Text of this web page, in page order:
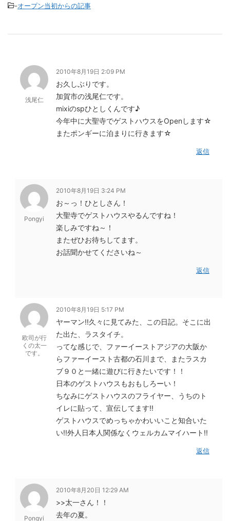
-オープン当初からの記事
浅尾仁
2010年8月19日 2:09 PM
お久しぶりです。
加賀市の浅尾仁です。
mixiのspひとしくんです♪
今年中に大聖寺でゲストハウスをOpenします☆
またポンギーに泊まりに行きます☆
返信
Pongyi
2010年8月19日 3:24 PM
お～っ！ひとしさん！
大聖寺でゲストハウスやるんですね！
楽しみですね～！
またぜひお待ちしてます。
お話聞かせてくださいね～
返信
欧司が行
くの太一
です。
2010年8月19日 5:17 PM
ヤーマン!!久々に見てみた、この日記。そこに出
た出た、ラスタイチ。
ってな感じで、ファーイーストアジアの大阪か
らファーイースト古都の石川まで、またラスカ
ブ９０と一緒に遊びに行きたいです！！
日本のゲストハウスもおもしろーい！
ちなみにゲストハウスのフライヤー、うちのト
イレに貼って、宣伝してます!!
ゲストハウスでめっちゃかわいいこと知合いた
い!!外人日本人関係なくウェルカムマイハート!!
返信
Pongyi
2010年8月20日 12:29 AM
>>太一さん！！
去年の夏。